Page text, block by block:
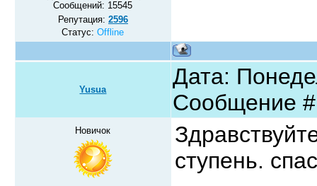
Сообщений: 15545
Репутация: 2596
Статус:Offline
Yusua
Дата:
Сообщение
Новичок
ступень.